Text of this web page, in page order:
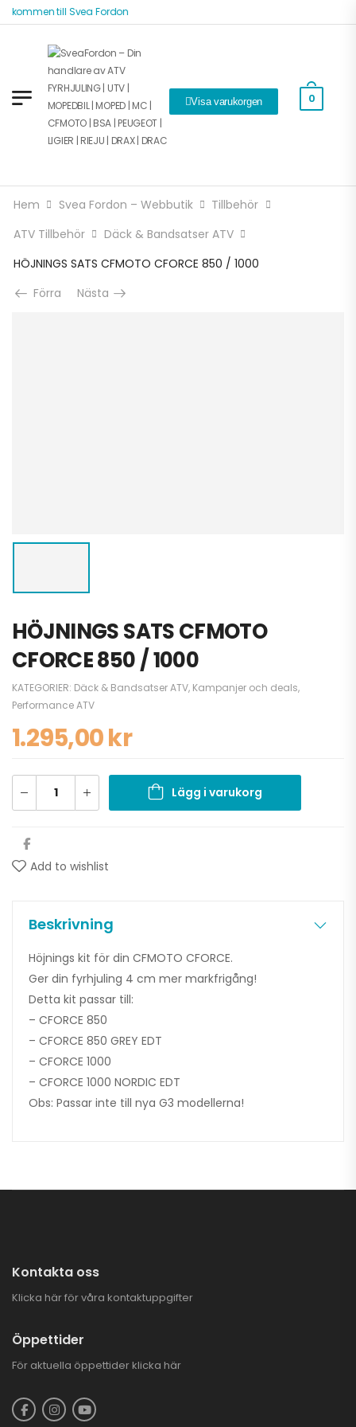
till Svea Fordon
Visa varukorgen 0
Hem Svea Fordon – Webbutik
Tillbehör
ATV Tillbehör
Däck & Bandsatser ATV
HÖJNINGS SATS CFMOTO CFORCE 850 / 1000
Förra
Nästa
HÖJNINGS SATS CFMOTO
CFORCE 850 / 1000
KATEGORIER: Däck & Bandsatser ATV, Kampanjer och deals,
Performance ATV
1.295,00kr
Lägg i varukorg
Add to wishlist
Beskrivning
Höjnings kit för din CFMOTO CFORCE.
Ger din fyrhjuling 4 cm mer markfrigång!
Detta kit passar till:
– CFORCE 850
– CFORCE 850 GREY EDT
– CFORCE 1000
– CFORCE 1000 NORDIC EDT
Obs: Passar inte till nya G3 modellerna!
Kontakta oss
Klicka här för våra kontaktuppgifter
Öppettider
För aktuella öppettider klicka här